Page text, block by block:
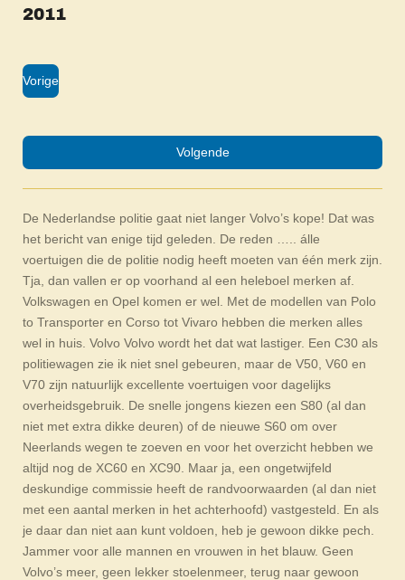
2011
Vorige
Volgende
De Nederlandse politie gaat niet langer Volvo’s kope! Dat was
het bericht van enige tijd geleden. De reden ….. álle
voertuigen die de politie nodig heeft moeten van één merk zijn.
Tja, dan vallen er op voorhand al een heleboel merken af.
Volkswagen en Opel komen er wel. Met de modellen van Polo
to Transporter en Corso tot Vivaro hebben die merken alles
wel in huis. Volvo Volvo wordt het dat wat lastiger. Een C30 als
politiewagen zie ik niet snel gebeuren, maar de V50, V60 en
V70 zijn natuurlijk excellente voertuigen voor dagelijks
overheidsgebruik. De snelle jongens kiezen een S80 (al dan
niet met extra dikke deuren) of de nieuwe S60 om over
Neerlands wegen te zoeven en voor het overzicht hebben we
altijd nog de XC60 en XC90. Maar ja, een ongetwijfeld
deskundige commissie heeft de randvoorwaarden (al dan niet
met een aantal merken in het achterhoofd) vastgesteld. En als
je daar dan niet aan kunt voldoen, heb je gewoon dikke pech.
Jammer voor alle mannen en vrouwen in het blauw. Geen
Volvo’s meer, geen lekker stoelenmeer, terug naar gewoon